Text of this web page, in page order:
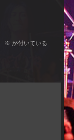
※ が付いている